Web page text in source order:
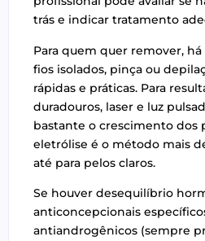
trás e indicar tratamento
Para quem quer remover, há
fios isolados, pinça ou
rápidas e práticas. Para
duradouros, laser e luz
bastante o crescimento dos
eletrólise é o método mais
até para pelos claros.
Se houver desequilíbrio
anticoncepcionais
antiandrogênicos (sempre